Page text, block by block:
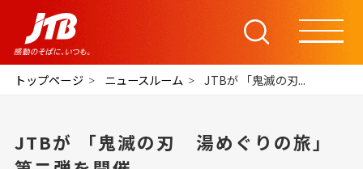
トップページ ニュースルーム JTBが 「鬼滅の刃...
JTBが 「鬼滅の刃 湯めぐりの旅」